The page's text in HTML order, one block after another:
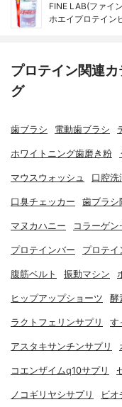
FINE LAB(ファイ
ホエイプロテイン
プロテイン関連
グ
歯ブラシ 電動歯ブラシ
ホワイトニング歯磨き粉
マウスウォッシュ 口腔洗
口臭チェッカー 歯ブラシ
マヌカハニー コラーゲン
プロテインバー プロテイ
腹筋ベルト 振動マシン
ヒップアップショーツ 酵
ラクトフェリンサプリ す
アスタキサンチンサプリ
コエンザイムq10サプリ
ノコギリヤシサプリ ビオ